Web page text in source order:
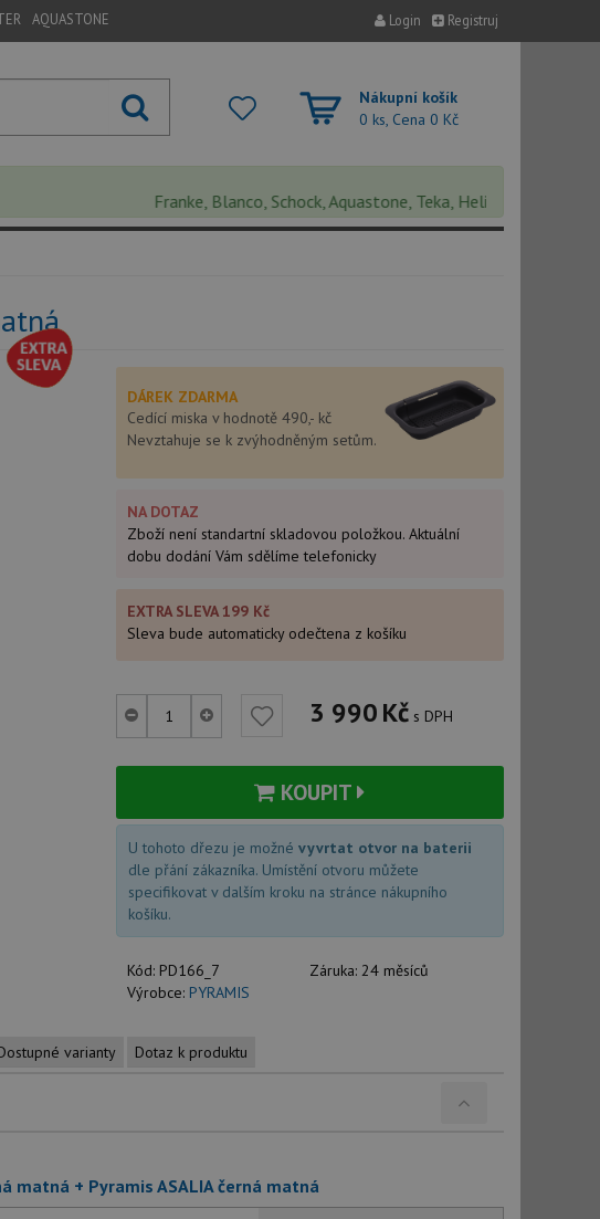
AQUASTONE Login Registruj
Nákupní košík
0 ks, Cena 0 Kč
Franke, Blanco, Schock, Aquastone, Teka, Helika, Deante,
DÁREK ZDARMA
Cedící miska v hodnotě 490,- kč
Nevztahuje se k zvýhodněným setům.
NA DOTAZ
Zboží není standartní skladovou položkou. Aktuální
dobu dodání Vám sdělíme telefonicky
EXTRA SLEVA 199 Kč
Sleva bude automaticky odečtena z košíku
3 990Kč s DPH
KOUPIT
U tohoto dřezu je možné vyvrtat otvor na baterii
dle přání zákazníka. Umístění otvoru můžete
specifikovat v dalším kroku na stránce nákupního
košíku.
Kód: PD166_7 Záruka:24 měsíců
Výrobce: PYRAMIS
varianty Dotaz k produktu
matná + Pyramis ASALIA černá matná